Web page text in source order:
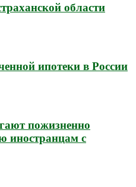
области
ипотеки в России
пожизненно
иностранцам с